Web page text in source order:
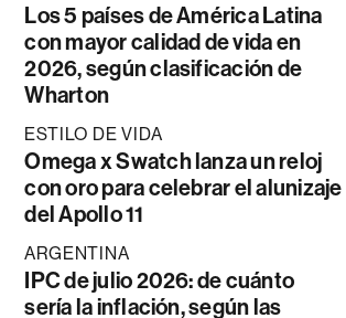
Los 5 países de América Latina
con mayor calidad de vida en
2026, según clasificación de
Wharton
ESTILO DE VIDA
Omega x Swatch lanza un reloj
con oro para celebrar el alunizaje
del Apollo 11
ARGENTINA
IPC de julio 2026: de cuánto
sería la inflación, según las